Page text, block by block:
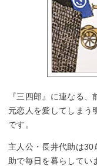
『三四郎』に連なる
元恋人を愛してしまう
です。
主人公・長井代助は30
助で毎日を暮らしてい